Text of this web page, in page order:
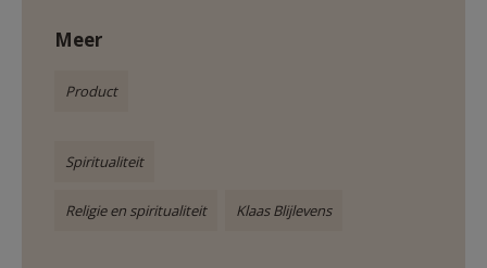
Meer
Product
Spiritualiteit
Religie en spiritualiteit Klaas Blijlevens